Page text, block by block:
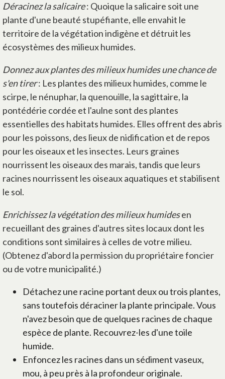
Déracinez la salicaire: Quoique la salicaire soit une
plante d'une beauté stupéfiante, elle envahit le
territoire de la végétation indigène et détruit les
écosystèmes des milieux humides.
Donnez aux plantes des milieux humides une chance de
s'en tirer: Les plantes des milieux humides, comme le
scirpe, le nénuphar, la quenouille, la sagittaire, la
pontédérie cordée et l'aulne sont des plantes
essentielles des habitats humides. Elles offrent des abris
pour les poissons, des lieux de nidification et de repos
pour les oiseaux et les insectes. Leurs graines
nourrissent les oiseaux des marais, tandis que leurs
racines nourrissent les oiseaux aquatiques et stabilisent
le sol.
Enrichissez la végétation des milieux humidesen
recueillant des graines d'autres sites locaux dont les
conditions sont similaires à celles de votre milieu.
(Obtenez d'abord la permission du propriétaire foncier
ou de votre municipalité.)
Détachez une racine portant deux ou trois plantes,
sans toutefois déraciner la plante principale. Vous
n'avez besoin que de quelques racines de chaque
espèce de plante. Recouvrez-les d'une toile
humide.
Enfoncez les racines dans un sédiment vaseux,
mou, à peu près à la profondeur originale.